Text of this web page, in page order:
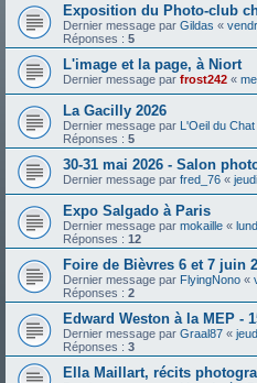
Exposition du Photo-club
Dernier message par Gildas «
Réponses : 5
L'image et la page, à Niort
Dernier message par frost242 «
La Gacilly 2026
Dernier message par L'Oeil du Chat
Réponses : 5
30-31 mai 2026 - Salon
Dernier message par fred_76 «
Expo Salgado à Paris
Dernier message par mokaille «
Réponses : 12
Foire de Bièvres 6 et 7 juin
Dernier message par FlyingNono «
Réponses : 2
Edward Weston à la MEP -
Dernier message par Graal87 «
Réponses : 3
Ella Maillart, récits